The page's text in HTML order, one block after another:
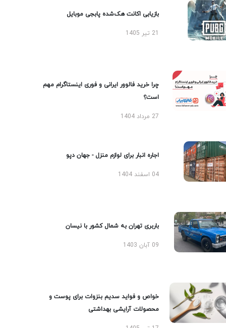
بازیابی اکانت هک‌شده پابجی موبایل
چرا خرید فالوور ایرانی و فوری اینستاگرام مهم
است؟
27 مرداد 1404
اجاره انبار برای لوازم منزل - جهان دپو
04 اسفند 1404
باربری تهران به شمال کشور با نیسان
09 آبان 1403
خواص و فواید سدیم بنزوات برای پوست و
محصولات آرایشی بهداشتی